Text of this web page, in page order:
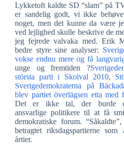
Lykketoft kaldte SD “slam” på
er sandelig godt, vi ikke
noget, men det kunne da være
ved lejlighed skulle beskrive de
jeg fejrede valvaka med. Erik
bedre styre sine analyser:
vokse endnu mere og få
unge og fremtiden ?
största parti i Skolval 2010,
Sverigedemokraterna på
blev partiet överlägsen etta med
Det er ikke tal, der burde
ansvarlige politikere til at få
demokratiske forum.
betragtet riksdagspartierne
årtier.